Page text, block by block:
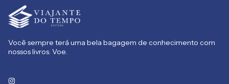
Você sempre terá uma bela bagagem de conhecimento com
nossos livros. Voe.